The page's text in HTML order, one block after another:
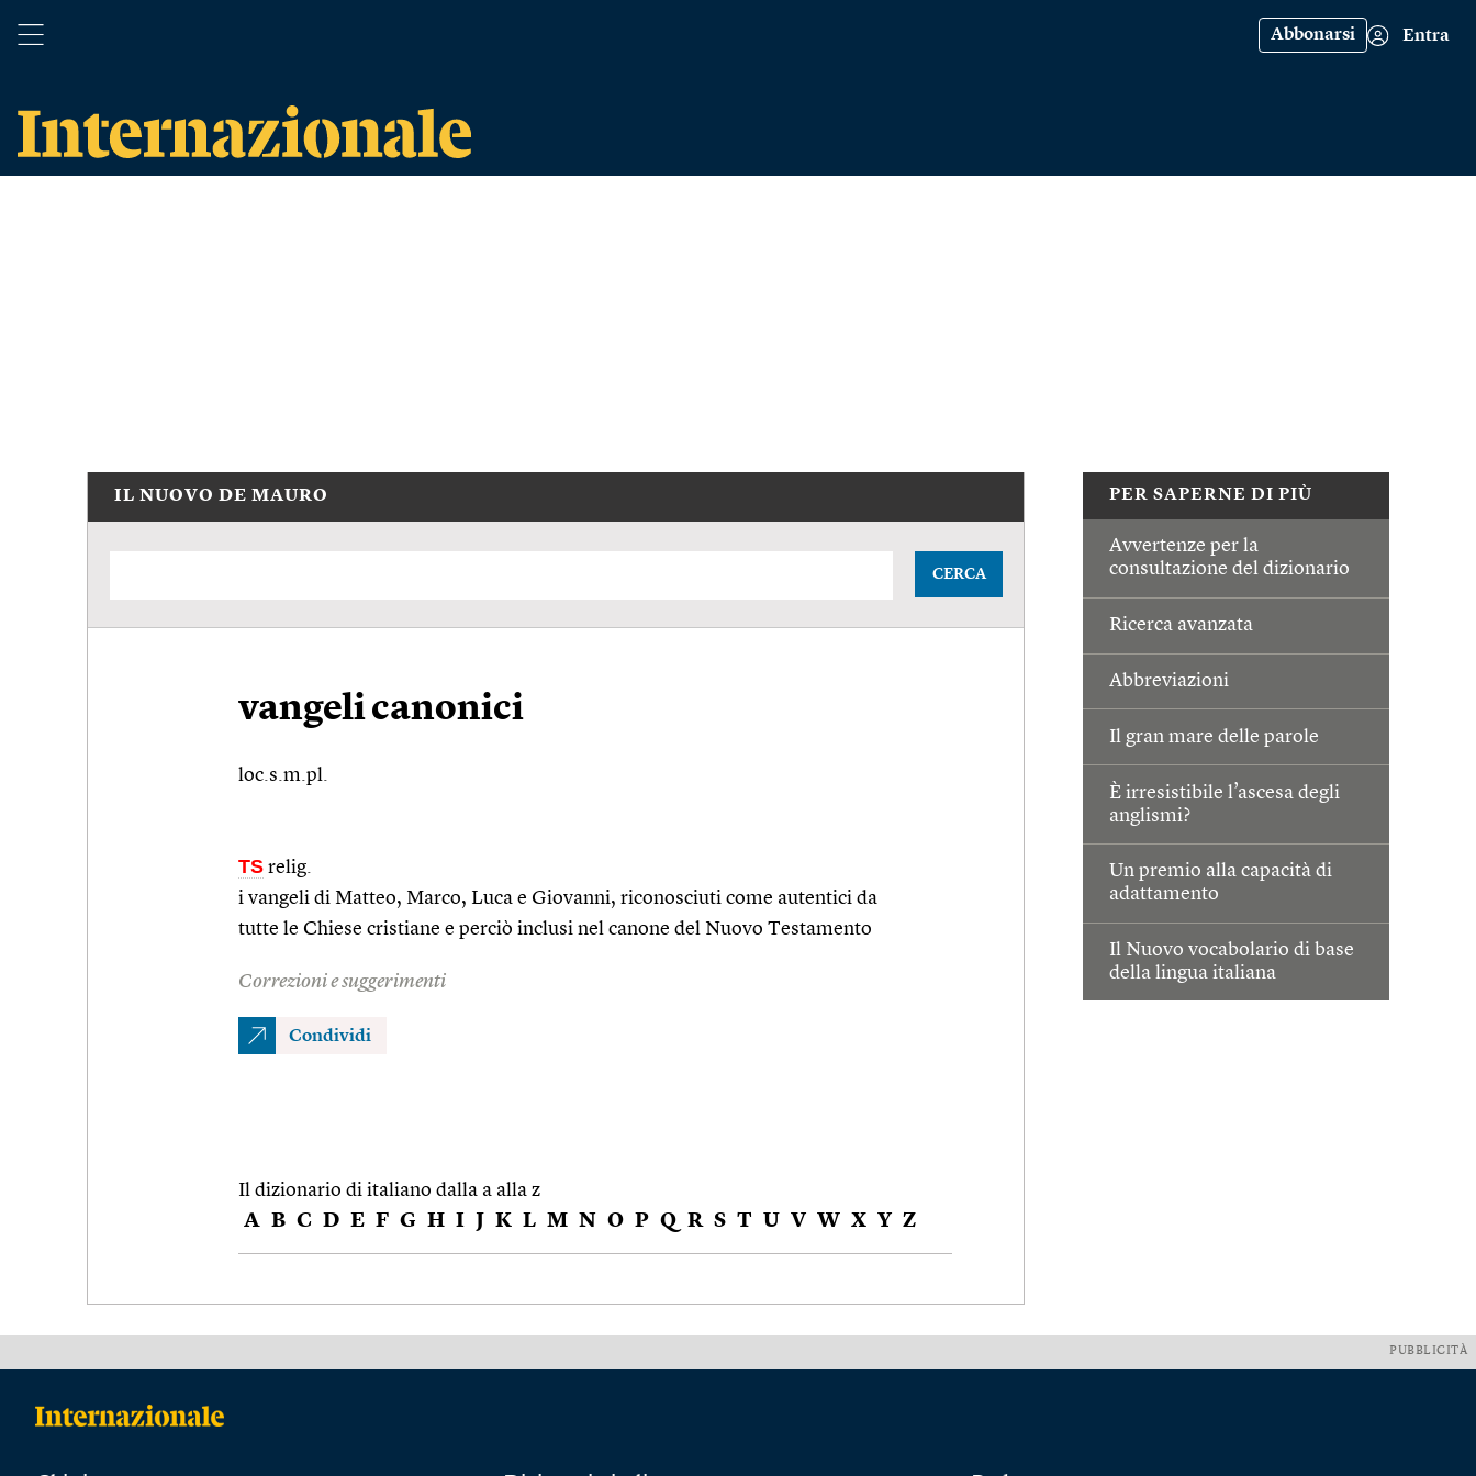
Abbonarsi Entra
PER SAPERNE DI PIÙ
Avvertenze per la
consultazione del dizionario
Ricerca avanzata
Abbreviazioni
Il gran mare delle parole
È irresistibile l’ascesa degli
anglismi?
Un premio alla capacità di
adattamento
Il Nuovo vocabolario di base
della lingua italiana
IL NUOVO DE MAURO
CERCA
vangeli canonici
loc.s.m.pl.
TS relig.
i vangeli di Matteo, Marco, Luca e Giovanni, riconosciuti come autentici da
tutte le Chiese cristiane e perciò inclusi nel canone del Nuovo Testamento
Correzioni e suggerimenti
Condividi
Il dizionario di italiano dalla a alla z
A B C D E F G H I J K L M N O P Q R S T U V W X Y Z
PUBBLICITÀ